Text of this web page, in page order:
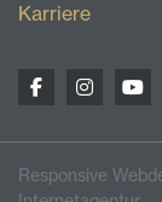
Karriere
Responsive